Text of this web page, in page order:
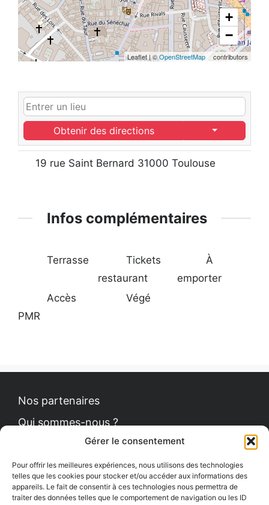
Gérer le consentement
Pour offrir les meilleures expériences, nous utilisons des technologies
telles que les cookies pour stocker et/ou accéder aux informations des
appareils. Le fait de consentir à ces technologies nous permettra de
traiter des données telles que le comportement de navigation ou les ID
+
−
Leaflet|©OpenStreetMap contributors
Obtenir des directions
19 rue Saint Bernard 31000 Toulouse
Infos complémentaires
Terrasse
Tickets
restaurant
À
emporter
Accès
PMR
Végé
Nos partenaires
Qui sommes-nous ?
Politique de cookies